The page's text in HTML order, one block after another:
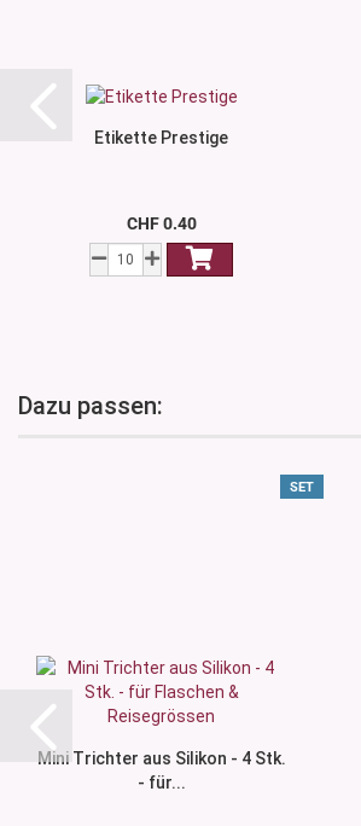
Etikette Prestige
CHF 0.40
Dazu passen:
SET
Mini Trichter aus Silikon - 4 Stk.
- für...